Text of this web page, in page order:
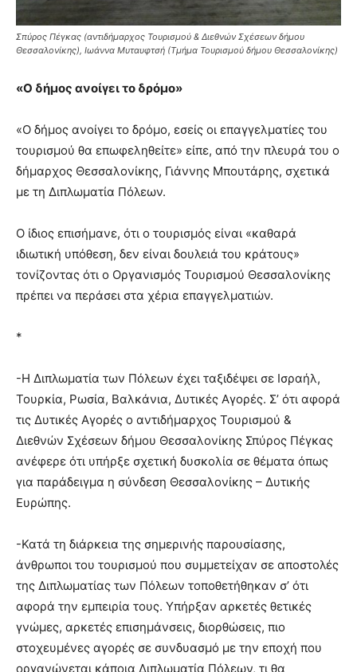
Σπύρος Πέγκας (αντιδήμαρχος Τουρισμού & Διεθνών Σχέσεων δήμου
Θεσσαλονίκης), Ιωάννα Μυταυφτσή (Τμήμα Τουρισμού δήμου Θεσσαλονίκης)
«Ο δήμος ανοίγει το δρόμο»
«Ο δήμος ανοίγει το δρόμο, εσείς οι επαγγελματίες του
τουρισμού θα επωφεληθείτε» είπε, από την πλευρά του ο
δήμαρχος Θεσσαλονίκης, Γιάννης Μπουτάρης, σχετικά
με τη Διπλωματία Πόλεων.
Ο ίδιος επισήμανε, ότι ο τουρισμός είναι «καθαρά
ιδιωτική υπόθεση, δεν είναι δουλειά του κράτους»
τονίζοντας ότι ο Οργανισμός Τουρισμού Θεσσαλονίκης
πρέπει να περάσει στα χέρια επαγγελματιών.
*
-Η Διπλωματία των Πόλεων έχει ταξιδέψει σε Ισραήλ,
Τουρκία, Ρωσία, Βαλκάνια, Δυτικές Αγορές. Σ’ ότι αφορά
τις Δυτικές Αγορές ο αντιδήμαρχος Τουρισμού &
Διεθνών Σχέσεων δήμου Θεσσαλονίκης Σπύρος Πέγκας
ανέφερε ότι υπήρξε σχετική δυσκολία σε θέματα όπως
για παράδειγμα η σύνδεση Θεσσαλονίκης – Δυτικής
Ευρώπης.
-Κατά τη διάρκεια της σημερινής παρουσίασης,
άνθρωποι του τουρισμού που συμμετείχαν σε αποστολές
της Διπλωματίας των Πόλεων τοποθετήθηκαν σ’ ότι
αφορά την εμπειρία τους. Υπήρξαν αρκετές θετικές
γνώμες, αρκετές επισημάνσεις, διορθώσεις, πιο
στοχευμένες αγορές σε συνδυασμό με την εποχή που
οργανώνεται κάποια Διπλωματία Πόλεων, τι θα